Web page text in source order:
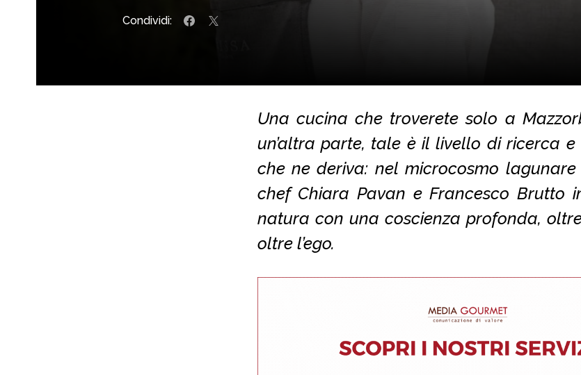
Condividi:
Una cucina che troverete solo a
un’altra parte, tale è il livello di ricerca
che ne deriva: nel microcosmo lagunare
chef Chiara Pavan e Francesco Brutto
natura con una coscienza profonda,
oltre l’ego.